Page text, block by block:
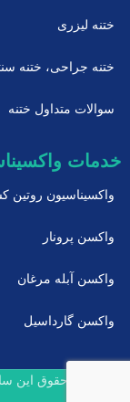
ختنه لیزری
ختنه جراحی، ختنه
سوالات متداول ختنه
خدمات
واکسیناسیون روتین
واکسن پرونار
واکسن آبله مرغان
واکسن گارداسیل
تمام حقوق این